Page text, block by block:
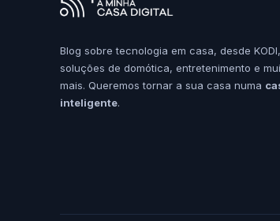
Blog sobre tecnologia em casa, desde KODI,
soluções de domótica, entretenimento e
mais. Queremos tornar a sua casa numa
inteligente.